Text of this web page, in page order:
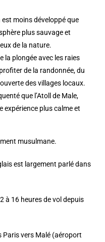
est moins développé que
plus sauvage et
de la nature.
la plongée avec les raies
de la randonnée, du
des villages locaux.
que l’Atoll de Male,
expérience plus calme et
musulmane.
est largement parlé dans
à 16 heures de vol depuis
Paris vers Malé (aéroport